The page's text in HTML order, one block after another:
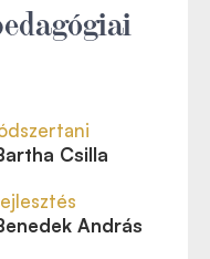
Csilla
András